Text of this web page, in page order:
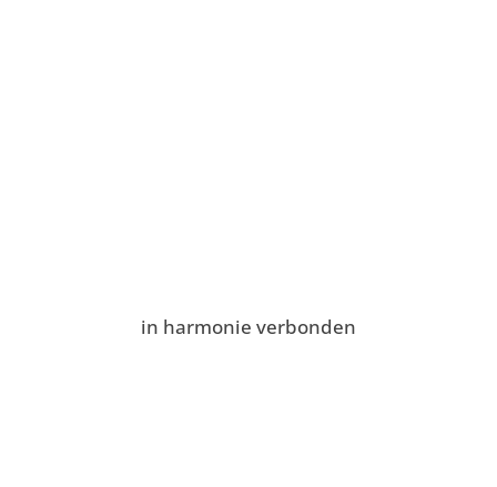
in harmonie verbonden